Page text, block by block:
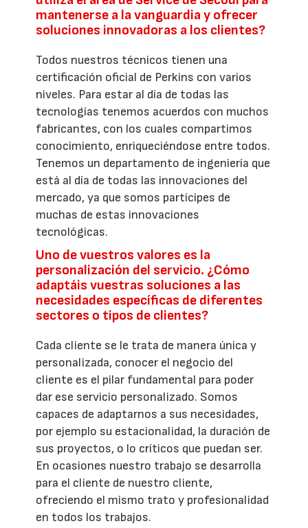
mantenerse a la vanguardia y ofrecer
soluciones innovadoras a los clientes?
Todos nuestros técnicos tienen una
certificación oficial de Perkins con varios
niveles. Para estar al día de todas las
tecnologías tenemos acuerdos con muchos
fabricantes, con los cuales compartimos
conocimiento, enriqueciéndose entre todos.
Tenemos un departamento de ingeniería que
está al día de todas las innovaciones del
mercado, ya que somos partícipes de
muchas de estas innovaciones
tecnológicas.
Uno de vuestros valores es la
personalización del servicio. ¿Cómo
adaptáis vuestras soluciones a las
necesidades específicas de diferentes
sectores o tipos de clientes?
Cada cliente se le trata de manera única y
personalizada, conocer el negocio del
cliente es el pilar fundamental para poder
dar ese servicio personalizado. Somos
capaces de adaptarnos a sus necesidades,
por ejemplo su estacionalidad, la duración de
sus proyectos, o lo críticos que puedan ser.
En ocasiones nuestro trabajo se desarrolla
para el cliente de nuestro cliente,
ofreciendo el mismo trato y profesionalidad
en todos los trabajos.